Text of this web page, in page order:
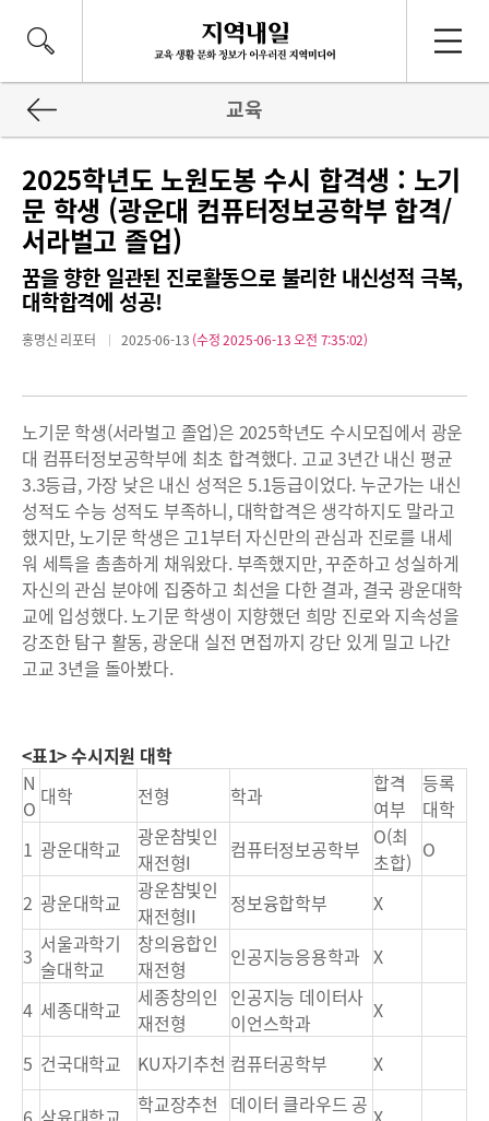
교육
2025학년도 노원도봉 수시 합격생 : 노기
문 학생 (광운대 컴퓨터정보공학부 합격/
서라벌고 졸업)
꿈을 향한 일관된 진로활동으로 불리한 내신성적 극복,
대학합격에 성공!
홍명신 리포터 2025-06-13 (수정 2025-06-13 오전 7:35:02)
노기문 학생(서라벌고 졸업)은 2025학년도 수시모집에서 광운
대 컴퓨터정보공학부에 최초 합격했다. 고교 3년간 내신 평균
3.3등급, 가장 낮은 내신 성적은 5.1등급이었다. 누군가는 내신
성적도 수능 성적도 부족하니, 대학합격은 생각하지도 말라고
했지만, 노기문 학생은 고1부터 자신만의 관심과 진로를 내세
워 세특을 촘촘하게 채워왔다. 부족했지만, 꾸준하고 성실하게
자신의 관심 분야에 집중하고 최선을 다한 결과, 결국 광운대학
교에 입성했다. 노기문 학생이 지향했던 희망 진로와 지속성을
강조한 탐구 활동, 광운대 실전 면접까지 강단 있게 밀고 나간
고교 3년을 돌아봤다.
<표1> 수시지원 대학
N
O 대학 전형 학과
합격
여부
등록
대학
1 광운대학교
광운참빛인
재전형I
컴퓨터정보공학부 O(최
초합) O
2 광운대학교
광운참빛인
재전형II
정보융합학부 X
3 서울과학기
술대학교
창의융합인
재전형
인공지능응용학과 X
4 세종대학교
세종창의인
재전형
인공지능 데이터사
이언스학과
X
5 건국대학교 KU자기추천 컴퓨터공학부 X
학교장추천 데이터 클라우드 공